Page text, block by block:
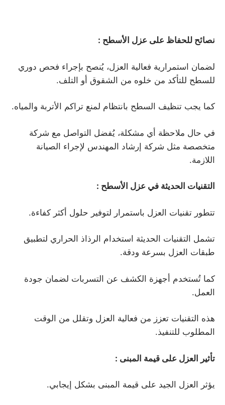
نصائح للحفاظ على عزل الأسطح :
لضمان استمرارية فعالية العزل، يُنصح بإجراء فحص دوري
للسطح للتأكد من خلوه من الشقوق أو التلف.
كما يجب تنظيف السطح بانتظام لمنع تراكم الأتربة والمياه.
في حال ملاحظة أي مشكلة، يُفضل التواصل مع شركة
متخصصة مثل شركة إرشاد المهندس لإجراء الصيانة
اللازمة.
التقنيات الحديثة في عزل الأسطح :
تتطور تقنيات العزل باستمرار لتوفير حلول أكثر كفاءة.
تشمل التقنيات الحديثة استخدام الرذاذ الحراري لتطبيق
طبقات العزل بسرعة ودقة.
كما تُستخدم أجهزة الكشف عن التسربات لضمان جودة
العمل.
هذه التقنيات تعزز من فعالية العزل وتقلل من الوقت
المطلوب للتنفيذ.
تأثير العزل على قيمة المبنى :
يؤثر العزل الجيد على قيمة المبنى بشكل إيجابي.